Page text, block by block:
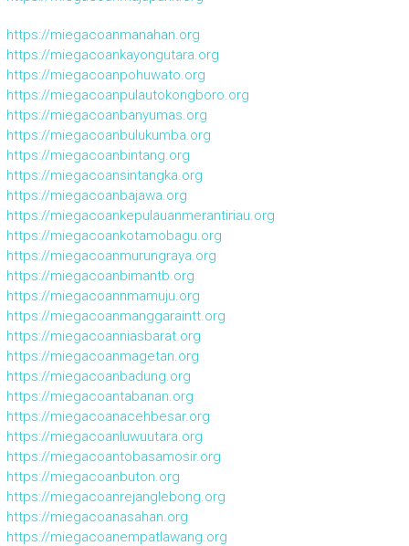
https://miegacoanmanahan.org
https://miegacoankayongutara.org
https://miegacoanpohuwato.org
https://miegacoanpulautokongboro.org
https://miegacoanbanyumas.org
https://miegacoanbulukumba.org
https://miegacoanbintang.org
https://miegacoansintangka.org
https://miegacoanbajawa.org
https://miegacoankepulauanmerantiriau.org
https://miegacoankotamobagu.org
https://miegacoanmurungraya.org
https://miegacoanbimantb.org
https://miegacoannmamuju.org
https://miegacoanmanggaraintt.org
https://miegacoanniasbarat.org
https://miegacoanmagetan.org
https://miegacoanbadung.org
https://miegacoantabanan.org
https://miegacoanacehbesar.org
https://miegacoanluwuutara.org
https://miegacoantobasamosir.org
https://miegacoanbuton.org
https://miegacoanrejanglebong.org
https://miegacoanasahan.org
https://miegacoanempatlawang.org